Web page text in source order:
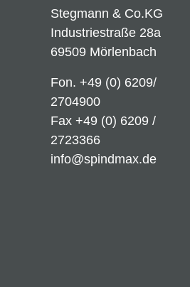
Stegmann & Co.KG
Industriestraße 28a
69509 Mörlenbach
Fon. +49 (0) 6209/
2704900
Fax +49 (0) 6209 /
2723366
info@spindmax.de